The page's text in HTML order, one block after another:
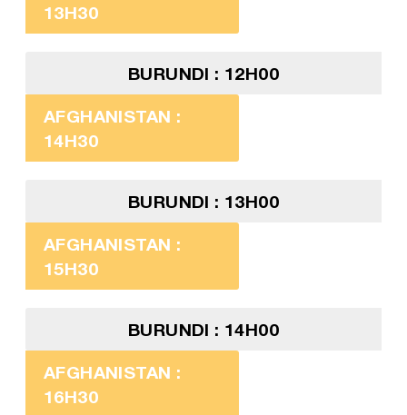
13H30
BURUNDI : 12H00
AFGHANISTAN :
14H30
BURUNDI : 13H00
AFGHANISTAN :
15H30
BURUNDI : 14H00
AFGHANISTAN :
16H30